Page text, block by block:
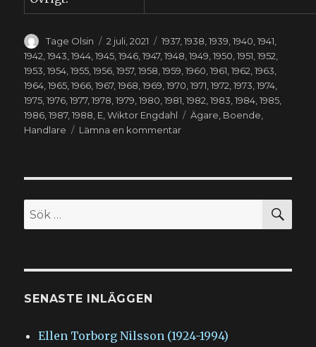
Författare
Tage Olsin
Publicerat
den
2 juli, 2021 Kategorier
1937,1938 ,1939 ,1940 ,1941
1942 ,1943 ,1944 ,1945 ,1946 ,1947,1948 ,1949 ,1950 ,1951 ,1952
1953 ,1954 ,1955 ,1956 ,1957,1958 ,1959 ,1960 ,1961 ,1962 ,1963
1964 ,1965 ,1966 ,1967,1968 ,1969 ,1970 ,1971 ,1972 ,1973 ,1974
1975 ,1976 ,1977,1978 ,1979 ,1980 ,1981 ,1982 ,1983 ,1984 ,1985
1986 ,1987,1988 E ,Wiktor Engdahl Etiketter
Ägare Boende
Handlare
Lämna en kommentartill
Sök
efter:
SENASTE INLÄGGEN
Ellen Torborg Nilsson (1924-1994)